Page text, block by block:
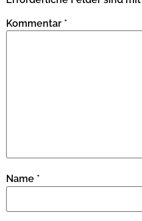
Kommentar *
Name *